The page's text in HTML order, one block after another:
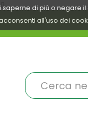
di più o negare
all'uso dei
Cerca
Prodotto